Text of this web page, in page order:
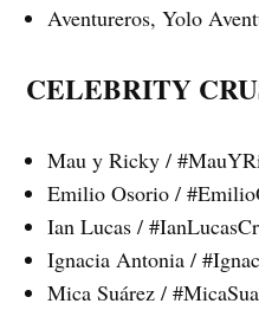
Aventureros, Yolo
CELEBRITY
Mau y Ricky /
Emilio Osorio /
Ian Lucas /
Ignacia Antonia /
Mica Suárez /